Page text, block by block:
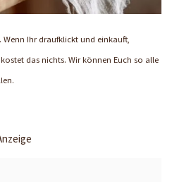
Ihr draufklickt und einkauft,
das nichts. Wir können Euch so alle